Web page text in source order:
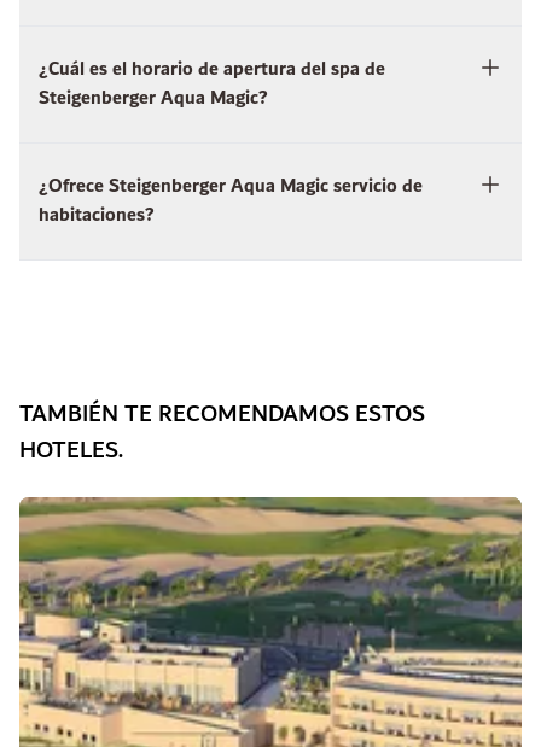
¿Cuál es el horario de apertura del spa de
Steigenberger Aqua Magic?
¿Ofrece Steigenberger Aqua Magic servicio de
habitaciones?
TAMBIÉN TE RECOMENDAMOS ESTOS
HOTELES.